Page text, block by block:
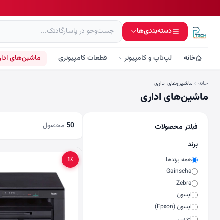
دسته‌بندی‌ها
خانه لپ‌تاپ و کامپیوتر قطعات کامپیوتری ماشین‌های
خانه ماشین‌های اداری
ماشین‌های اداری
فیلتر محصولات
برند
همه برندها
Gainscha
Zebra
اپسون
اپسون (Epson)
50 محصول
1٪